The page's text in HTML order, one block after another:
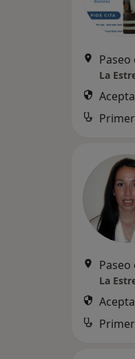
Paseo
La
Paseo
La